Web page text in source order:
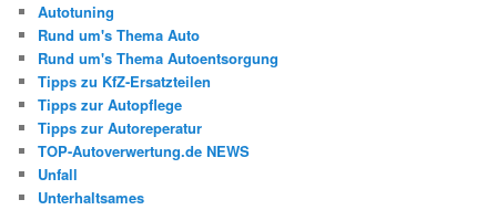
Autotuning
Rund um's Thema Auto
Rund um's Thema Autoentsorgung
Tipps zu KfZ-Ersatzteilen
Tipps zur Autopflege
Tipps zur Autoreperatur
TOP-Autoverwertung.de NEWS
Unfall
Unterhaltsames